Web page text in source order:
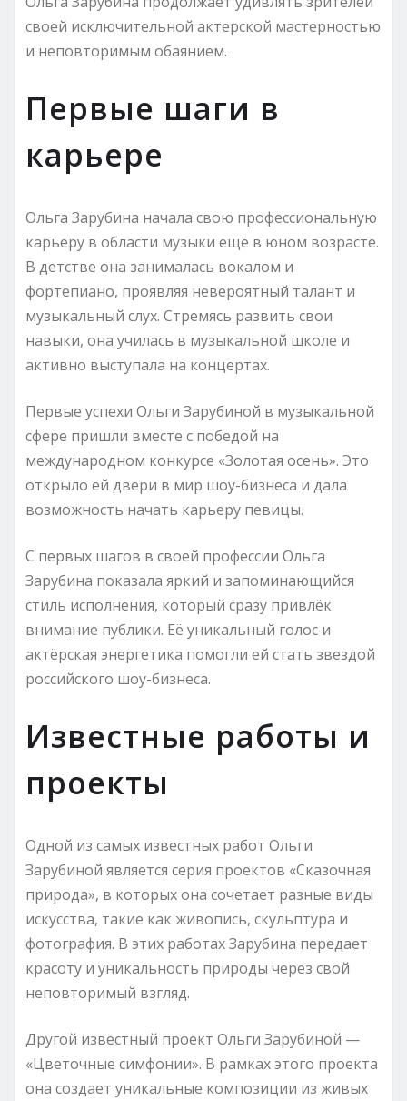
своей исключительной актерской мастерностью
и неповторимым обаянием.
Первые шаги в
карьере
Ольга Зарубина начала свою профессиональную
карьеру в области музыки ещё в юном возрасте.
В детстве она занималась вокалом и
фортепиано, проявляя невероятный талант и
музыкальный слух. Стремясь развить свои
навыки, она училась в музыкальной школе и
активно выступала на концертах.
Первые успехи Ольги Зарубиной в музыкальной
сфере пришли вместе с победой на
международном конкурсе «Золотая осень». Это
открыло ей двери в мир шоу-бизнеса и дала
возможность начать карьеру певицы.
С первых шагов в своей профессии Ольга
Зарубина показала яркий и запоминающийся
стиль исполнения, который сразу привлёк
внимание публики. Её уникальный голос и
актёрская энергетика помогли ей стать звездой
российского шоу-бизнеса.
Известные работы и
проекты
Одной из самых известных работ Ольги
Зарубиной является серия проектов «Сказочная
природа», в которых она сочетает разные виды
искусства, такие как живопись, скульптура и
фотография. В этих работах Зарубина передает
красоту и уникальность природы через свой
неповторимый взгляд.
Другой известный проект Ольги Зарубиной —
«Цветочные симфонии». В рамках этого проекта
она создает уникальные композиции из живых